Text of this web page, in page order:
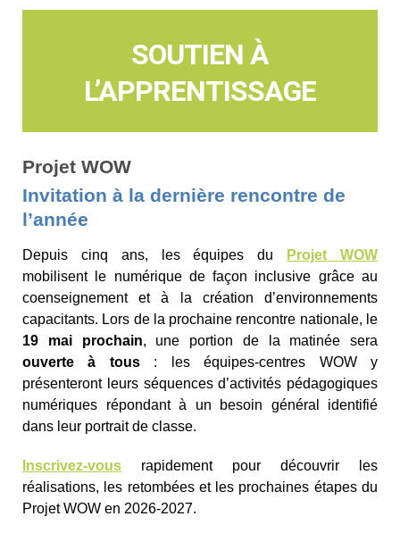
SOUTIEN À
L’APPRENTISSAGE
Projet WOW
Invitation à la dernière rencontre de
l’année
Depuis cinq ans, les équipes du
Projet WOW
mobilisent le numérique de façon inclusive grâce au
coenseignement et à la création d’environnements
capacitants. Lors de la prochaine rencontre nationale, le
19 mai prochain, une portion de la matinée sera
ouverte à tous: les équipes-centres WOW y
présenteront leurs séquences d’activités pédagogiques
numériques répondant à un besoin général identifié
dans leur portrait de classe.
Inscrivez-vous rapidement pour découvrir les
réalisations, les retombées et les prochaines étapes du
Projet WOW en 2026-2027.